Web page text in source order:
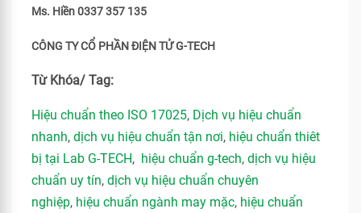
Ms. Hiền 0337 357 135
CÔNG TY CỔ PHẦN ĐIỆN TỬ G-TECH
Từ Khóa/ Tag:
Hiệu chuẩn theo ISO 17025, Dịch vụ hiệu chuẩn
nhanh, dịch vụ hiệu chuẩn tận nơi, hiệu chuẩn thiêt
bị tại Lab G-TECH, hiệu chuẩn g-tech, dịch vụ hiệu
chuẩn uy tín, dịch vụ hiệu chuẩn chuyên
nghiệp, hiệu chuẩn ngành may mặc, hiệu chuẩn